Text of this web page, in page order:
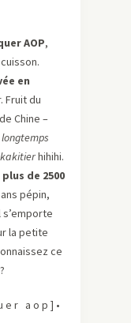
AOP,
en
Fruit du
Chine –
kakitierhihihi.
de 2500
pépin,
la petite
ce
e r a o p ] •